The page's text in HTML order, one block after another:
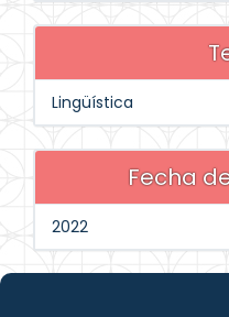
Lingüística
Fecha
2022